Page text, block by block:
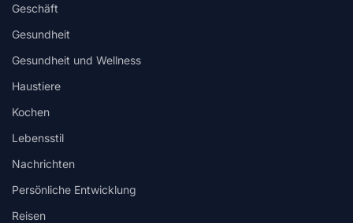
Geschäft
Gesundheit
Gesundheit und Wellness
Haustiere
Kochen
Lebensstil
Nachrichten
Persönliche Entwicklung
Reisen